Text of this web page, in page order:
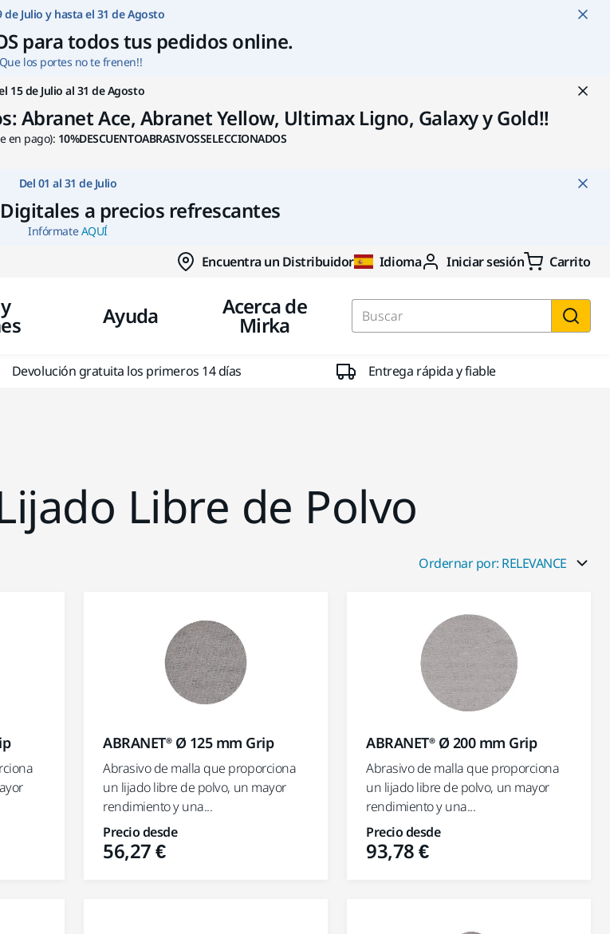
Ir a contenido
de Julio y hasta el 31 de Agosto
para todos tus pedidos online.
los portes no te frenen!!
15 de Julio al 31 de Agosto
Abranet Ace, Abranet Yellow, Ultimax Ligno, Galaxy y Gold!!
en pago): 10%DESCUENTOABRASIVOSSELECCIONADOS
Del 01 al 31 de Julio
a precios refrescantes
InfórmateAQUÍ
Encuentra un Distribuidor Idioma Iniciar sesión Carrito
Ayuda Acerca de
Mirka Buscar
Devolución gratuita los primeros 14 días Entrega rápida y fiable
Libre de Polvo
Ordernar por: RELEVANCE
ABRANET® Ø 125 mm Grip
Abrasivo de malla que proporciona
un lijado libre de polvo, un mayor
rendimiento y una...
Precio desde
56,27 €
ABRANET® Ø 200 mm Grip
Abrasivo de malla que proporciona
un lijado libre de polvo, un mayor
rendimiento y una...
Precio desde
93,78 €